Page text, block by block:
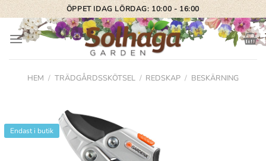
Skip
to
content
ÖPPET IDAG LÖRDAG: 10:00 - 16:00
HEM / TRÄDGÅRDSSKÖTSEL / REDSKAP / BESKÄRNING
Endast i butik